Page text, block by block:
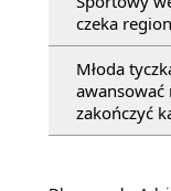
czeka
Młoda
awansować
zakończyć